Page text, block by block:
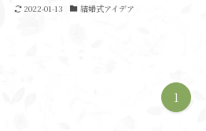
2022-01-13 結婚式アイデア
1